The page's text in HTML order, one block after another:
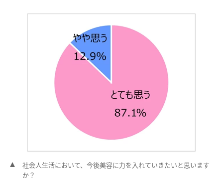
社会人生活において、今後美容に力を入れていきたいと思います
か？